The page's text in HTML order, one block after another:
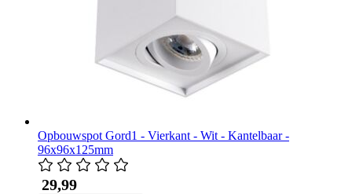
Opbouwspot Gord1 - Vierkant - Wit - Kantelbaar -
96x96x125mm
​ 29,99